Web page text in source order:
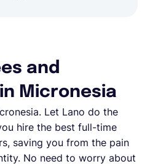
and
Micronesia
Let Lano do the
hire the best full-time
saving you from the pain
No need to worry about